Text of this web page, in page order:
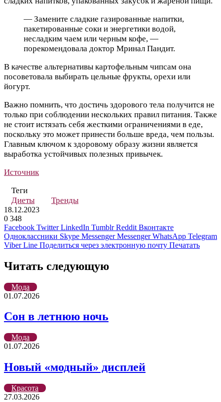
— Замените сладкие газированные напитки,
пакетированные соки и энергетики водой,
несладким чаем или черным кофе, —
порекомендовала доктор Мринал Пандит.
В качестве альтернативы картофельным чипсам она
посоветовала выбирать цельные фрукты, орехи или
йогурт.
Важно помнить, что достичь здорового тела получится не
только при соблюдении нескольких правил питания. Также
не стоит истязать себя жесткими ограничениями в еде,
поскольку это может принести больше вреда, чем пользы.
Главным ключом к здоровому образу жизни является
выработка устойчивых полезных привычек.
Источник
Теги
Диеты
Тренды
18.12.2023
0 348
Facebook Twitter LinkedIn Tumblr Reddit Вконтакте
Одноклассники Skype Messenger Messenger WhatsApp Telegram
Viber Line Поделиться через электронную почту Печатать
Читать следующую
Мода
01.07.2026
Сон в летнюю ночь
Мода
01.07.2026
Новый «модный» дисплей
Красота
27.03.2026